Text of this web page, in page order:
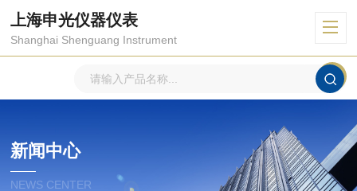
上海申光仪器仪表
Shanghai Shenguang Instrument
新闻中心
NEWS CENTER